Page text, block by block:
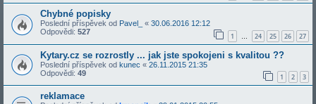
Chybné popisky
Poslední příspěvek od Pavel_ « 30.06.2016 12:12
Odpovědi: 527 1 … 24 25 26 27
Kytary.cz se rozrostly ... jak jste spokojeni s kvalitou ??
Poslední příspěvek od kunec « 26.11.2015 21:35
Odpovědi: 49 1 2 3
reklamace